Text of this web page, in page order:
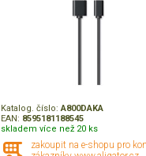
Katalog. číslo:A800DAKA
EAN: 8595181188545
skladem více než 20 ks
zakoupit na e-shopu pro